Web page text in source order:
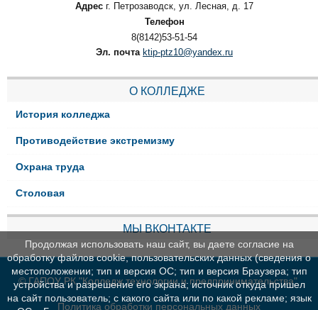
Адрес г. Петрозаводск, ул. Лесная, д. 17
Телефон
8(8142)53-51-54
Эл. почта ktip-ptz10@yandex.ru
О КОЛЛЕДЖЕ
История колледжа
Противодействие экстремизму
Охрана труда
Столовая
МЫ ВКОНТАКТЕ
© ГАПОУ РК "Колледж технологии и предпринимательства"
Политика обработки персональных данных
Продолжая использовать наш сайт, вы даете согласие на
обработку файлов cookie, пользовательских данных (сведения о
местоположении; тип и версия ОС; тип и версия Браузера; тип
устройства и разрешение его экрана; источник откуда пришел
на сайт пользователь; с какого сайта или по какой рекламе; язык